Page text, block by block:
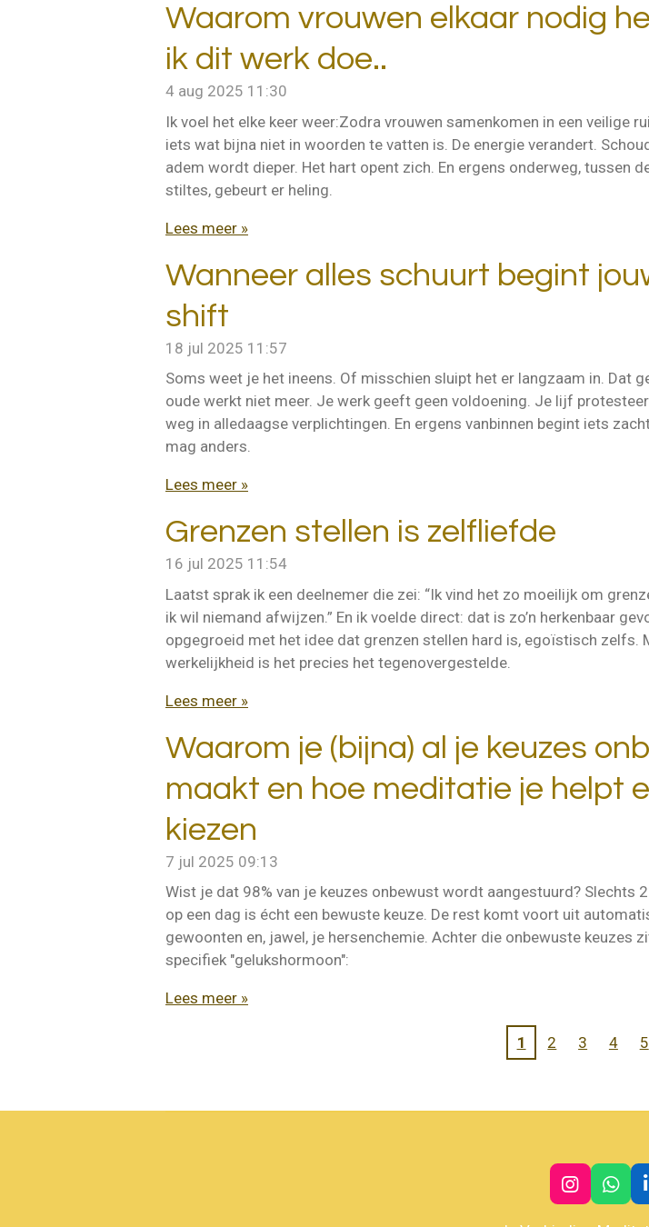
Waarom vrouwen elkaar nodig
ik dit werk doe..
4 aug 2025 11:30
Ik voel het elke keer weer:Zodra vrouwen samenkomen in een veilige
iets wat bijna niet in woorden te vatten is. De energie verandert.
adem wordt dieper. Het hart opent zich. En ergens onderweg, tussen
stiltes, gebeurt er heling.
Lees meer »
Wanneer alles schuurt begint
shift
18 jul 2025 11:57
Soms weet je het ineens. Of misschien sluipt het er langzaam in. Dat
oude werkt niet meer. Je werk geeft geen voldoening. Je lijf
weg in alledaagse verplichtingen. En ergens vanbinnen begint iets
mag anders.
Lees meer »
Grenzen stellen is zelfliefde
16 jul 2025 11:54
Laatst sprak ik een deelnemer die zei: “Ik vind het zo moeilijk om
ik wil niemand afwijzen.” En ik voelde direct: dat is zo’n herkenbaar
opgegroeid met het idee dat grenzen stellen hard is, egoïstisch zelfs.
werkelijkheid is het precies het tegenovergestelde.
Lees meer »
Waarom je (bijna) al je keuzes
maakt en hoe meditatie je helpt
kiezen
7 jul 2025 09:13
Wist je dat 98% van je keuzes onbewust wordt aangestuurd? Slechts
op een dag is écht een bewuste keuze. De rest komt voort uit
gewoonten en, jawel, je hersenchemie. Achter die onbewuste keuzes
specifiek "gelukshormoon":
Lees meer »
1 2 3 4 5
I
n
W
h